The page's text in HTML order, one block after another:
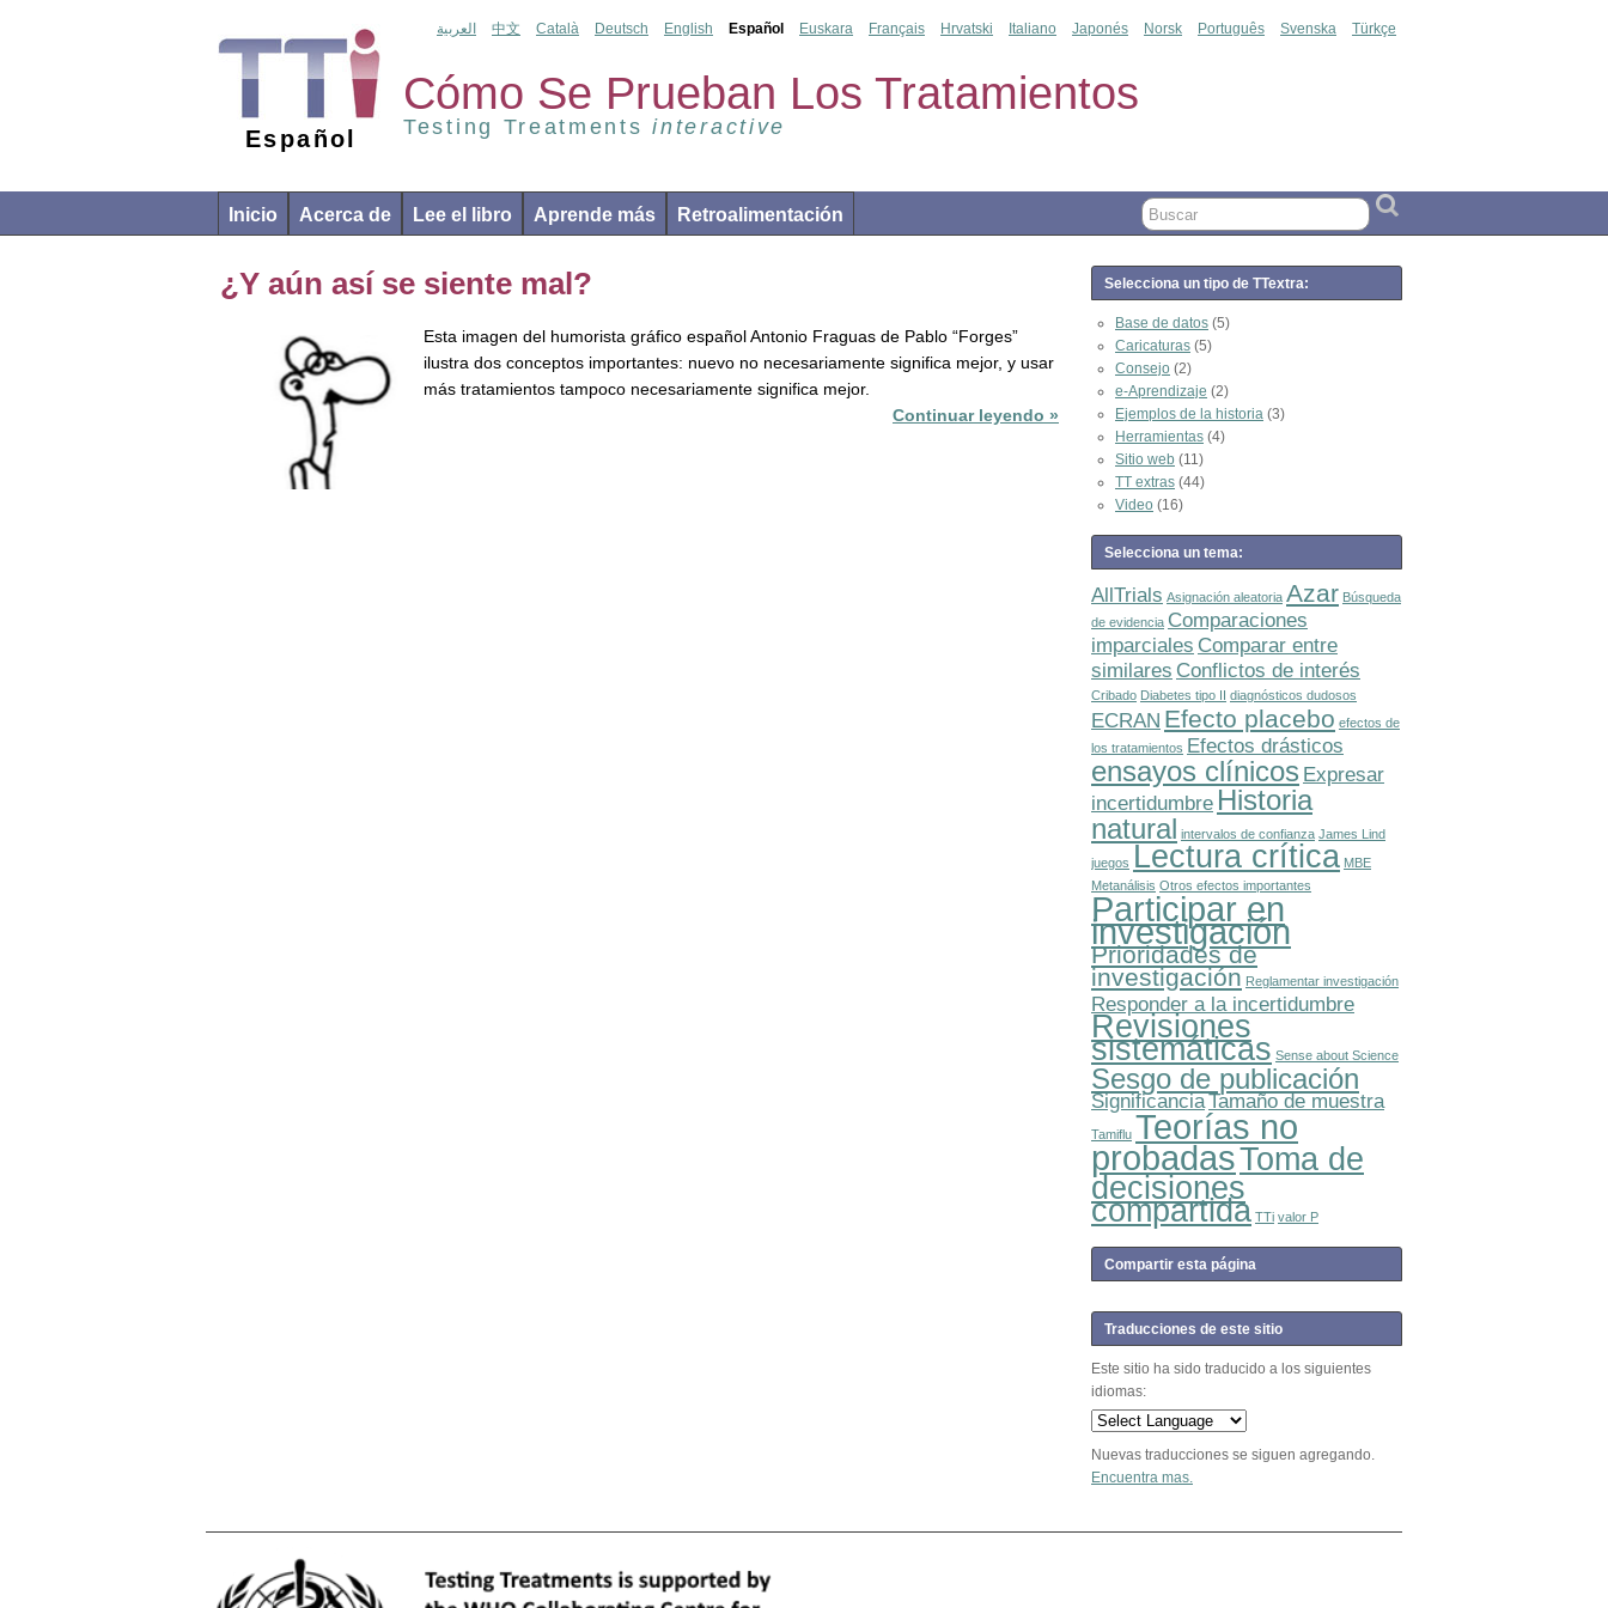
Español
Cómo Se Prueban Los Tratamientos
Testing Treatmentsinteractive
العربية 中文 Català Deutsch English Español Euskara Français Hrvatski Italiano Japonés Norsk Português Svenska Türkçe
Inicio Acerca de Lee el libro Aprende más Retroalimentación
¿Y aún así se siente mal?
Esta imagen del humorista gráfico español Antonio Fraguas de Pablo “Forges”
ilustra dos conceptos importantes: nuevo no necesariamente significa mejor, y usar
más tratamientos tampoco necesariamente significa mejor.
Continuar leyendo »
Selecciona un tipo de TTextra:
Base de datos (5)
Caricaturas (5)
Consejo (2)
e-Aprendizaje (2)
Ejemplos de la historia (3)
Herramientas (4)
Sitio web (11)
TT extras (44)
Video (16)
Selecciona un tema:
AllTrials Asignación aleatoria Azar Búsqueda
de evidencia Comparaciones
imparciales Comparar entre
similares Conflictos de interés
Cribado Diabetes tipo II diagnósticos dudosos
ECRAN Efecto placebo efectos de
los tratamientos Efectos drásticos
ensayos clínicos Expresar
incertidumbre Historia
natural intervalos de confianza James Lind
juegos Lectura crítica MBE
Metanálisis Otros efectos importantes
Participar en
investigación
Prioridades de
investigación Reglamentar investigación
Responder a la incertidumbre
Revisiones
sistemáticas Sense about Science
Sesgo de publicación
SignificanciaTamaño de muestra
Tamiflu Teorías no
probadasToma de
decisiones
compartida TTi valor P
Compartir esta página
Traducciones de este sitio
Este sitio ha sido traducido a los siguientes
idiomas:
Nuevas traducciones se siguen agregando.
Encuentra mas.